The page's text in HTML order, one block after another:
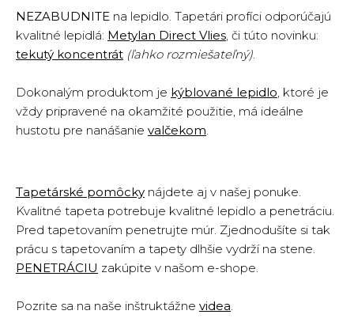
NEZABUDNITE na lepidlo. Tapetári profíci odporúčajú
kvalitné lepidlá: Metylan Direct Vlies, či túto novinku:
tekutý koncentrát (ľahko rozmiešateľný).
Dokonalým produktom je kýblované lepidlo, ktoré je
vždy pripravené na okamžité použitie, má ideálne
hustotu pre nanášanie valčekom.
Tapetárské pomôcky nájdete aj v našej ponuke.
Kvalitné tapeta potrebuje kvalitné lepidlo a penetráciu.
Pred tapetovaním penetrujte múr. Zjednodušíte si tak
prácu s tapetovaním a tapety dlhšie vydrží na stene.
PENETRÁCIU zakúpite v našom e-shope.
Pozrite sa na naše inštruktážne videa.